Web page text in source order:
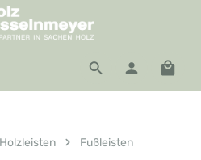
Holzleisten Fußleisten